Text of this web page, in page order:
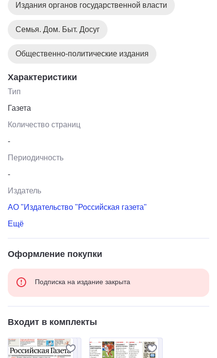
Издания органов государственной власти
Семья. Дом. Быт. Досуг
Общественно-политические издания
Характеристики
Тип
Газета
Количество страниц
-
Периодичность
-
Издатель
АО "Издательство "Российская газета"
Ещё
Оформление покупки
Подписка на издание закрыта
Входит в комплекты